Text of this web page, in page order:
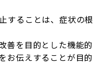
することは、症状の根
善を目的とした機能的
お伝えすることが目的